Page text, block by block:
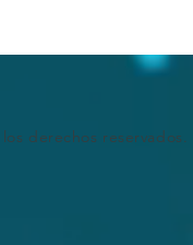
derechos reservados.